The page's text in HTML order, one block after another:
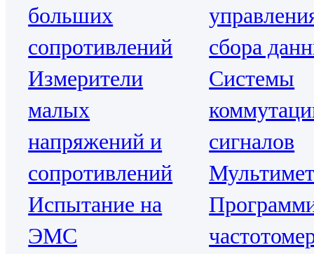
больших
сопротивлений
Измерители
малых
напряжений и
сопротивлений
Испытание на
ЭМС
сбора
Системы
сигналов